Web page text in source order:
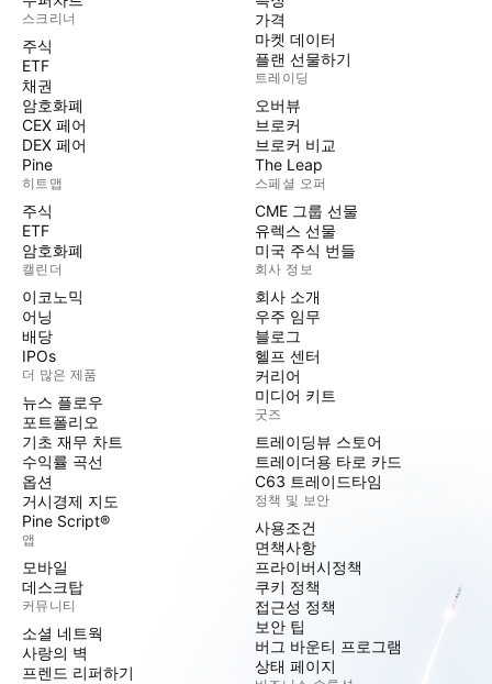
스크리너
주식
ETF
채권
암호화폐
CEX 페어
DEX 페어
Pine
히트맵
주식
ETF
암호화폐
캘린더
이코노믹
어닝
배당
IPOs
더 많은 제품
뉴스 플로우
포트폴리오
기초 재무 차트
수익률 곡선
옵션
거시경제 지도
Pine Script®
앱
모바일
데스크탑
커뮤니티
소셜 네트웍
사랑의 벽
프렌드 리퍼하기
가격
마켓 데이터
플랜 선물하기
트레이딩
오버뷰
브로커
브로커 비교
The Leap
스페셜 오퍼
CME 그룹 선물
유렉스 선물
미국 주식 번들
회사 정보
회사 소개
우주 임무
블로그
헬프 센터
커리어
미디어 키트
굿즈
트레이딩뷰 스토어
트레이더용 타로 카드
C63 트레이드타임
정책 및 보안
사용조건
면책사항
프라이버시정책
쿠키 정책
접근성 정책
보안 팁
버그 바운티 프로그램
상태 페이지